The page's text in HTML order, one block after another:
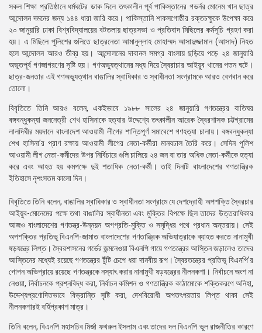
সকল শিক্ষা প্রতিষ্ঠানে ধর্মঘটের ডাক দিলে তৎকালীন পূর্ব পাকিস্তানের গভর্নর মোনেম খান ছাত্র
আন্দোলন দমনের জন্য ১৪৪ ধারা জারি করে। পাকিস্তানি শাকসগোষ্ঠীর রক্তচক্ষুকে উপেক্ষা করে
২০ জানুয়ারি ঢাকা বিশ্ববিদ্যালয়ের বটতলায় ছাত্রসভা ও প্রতিবাদ মিছিলের কর্মসূচি গ্রহণ করা
হয়। এ মিছিলে পুলিশের গুলিতে ছাত্রনেতা আমানুল্লাহ মোহাম্মদ আসাদুজ্জামান (আসাদ) নিহত
হলে আন্দোলন আরও তীব্র হয়। আন্দোলনের দাবানল সমগ্র বাংলায় ছড়িয়ে পড়ে ২৪ জানুয়ারি
অভূতপূর্ব গণজাগরণের সৃষ্টি হয়। গণঅভ্যুত্থানের মধ্য দিয়ে স্বৈরাচার আইয়ুব খানের পতন ঘটে।
ছাত্র-জনতার এই গণঅভ্যুত্থান বাঙালির স্বাধিকার ও স্বাধীনতা সংগ্রামকে আরও বেগবান করে
তোলো।
বিবৃতিতে তিনি আরও বলেন, একইভাবে ১৯৮৮ সালের ২৪ জানুয়ারি গণতন্ত্রের বাতিঘর
বঙ্গবন্ধুকন্যা জননেত্রী শেখ হাসিনাকে হত্যার উদ্দেশ্যে তৎকালীন আরেক স্বৈরশাসক চট্টগ্রামের
লালদিঘীর ময়দানে বাংলাদেশ আওয়ামী লীগের শান্তিপূর্ণ সমাবেশে গণহত্যা চালায়। বঙ্গবন্ধুকন্যা
শেখ হাসিনা’র প্রাণ রক্ষায় আওয়ামী লীগের নেতা-কর্মীরা মানবঢাল তৈরি করে। সেদিন পুলিশ
আওয়ামী লীগ নেতা-কর্মীদের উপর নির্বিচারে গুলি চালিয়ে ২৪ জন বা তার অধিক নেতা-কর্মীকে হত্যা
করে এবং আহত হয় কমপক্ষে দুই শতাধিক নেতা-কর্মী। তাই দিনটি বাংলাদেশের গণতান্ত্রিক
ইতিহাসে নৃশংসতম কালো দিন।
বিবৃতিতে তিনি বলেন, বাঙালির স্বাধিকার ও স্বাধীনতা সংগ্রামে যে দেশদ্রোহী অপশক্তি স্বৈরচার
আইয়ুব-মোনেমের পক্ষে তথা বাঙালির স্বাধীনতা এবং মুক্তির বিপক্ষে ছিল তাদের উত্তরাধিকার
আজও বাংলাদেশের গণতন্ত্র-উন্নয়ন অগগ্রতি-মুক্তি ও সমৃদ্ধির পথে প্রধান অন্তরায়। সেই
অপশক্তির প্রতিভূ বিএনপি-জামাত বাংলাদেশের গণতান্ত্রিক অভিযাত্রাকে ব্যাহত করতে নানামুখী
ষড়যন্ত্রে লিপ্ত। স্বৈরশাসনের গর্ভের জন্মনেওয়া বিএনপি গায়ে গণতন্ত্রের আস্তিন জড়ালেও তাদের
আস্তিনের মধ্যেই রয়েছে গণতন্ত্রের টুঁটি চেপে ধরা দানবীয় রূপ। স্বৈরতন্ত্রের প্রতিভূ বিএনপি’র
গোপন অভিপ্রায়ে রয়েছে গণতন্ত্রকে নস্যাৎ করার নানামুখী ষড়যন্ত্রের নীলনকশা। নির্বাচনে অংশ না
নেওয়া, নির্বাচনকে প্রশ্নবিদ্ধ করা, নির্বাচন কমিশন ও গণতান্ত্রিক কাঠামোকে শক্তিকরণে অনিহা,
উদ্দেশ্যপ্রণোদিতভাবে বিভ্রান্তি সৃষ্টি করা, দেশবিরোধী অপতৎপরতায় লিপ্ত থাকা সেই
নীলনকশারই বর্হিপ্রকাশ মাত্র।
তিনি বলেন, বিএনপি মহাসচিব মির্জা ফখরুল ইসলাম এবং তাদের দল বিএনপি ভুল রাজনীতির কারণে